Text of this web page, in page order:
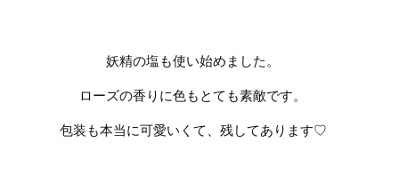
妖精の塩も使い始めました。
ローズの香りに色もとても素敵です。
包装も本当に可愛いくて、 残してあります♡